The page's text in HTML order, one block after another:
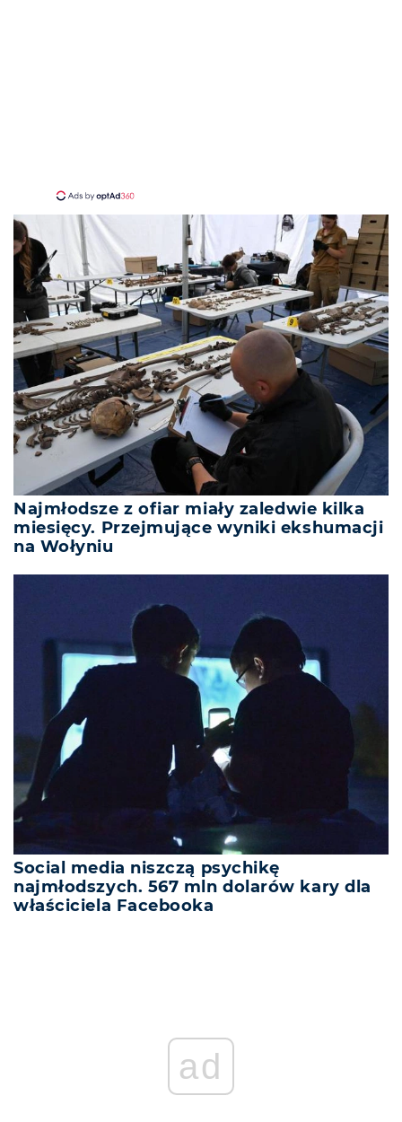
Najmłodsze z ofiar miały zaledwie kilka
miesięcy. Przejmujące wyniki ekshumacji
na Wołyniu
Social media niszczą psychikę
najmłodszych. 567 mln dolarów kary dla
właściciela Facebooka
ad